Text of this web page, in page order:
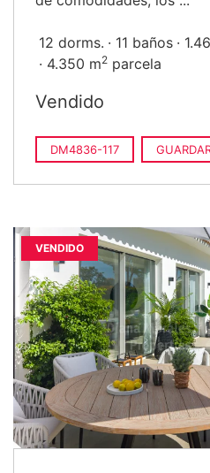
12 dorms. 11 baños
4.350 m2 parcela
Vendido
DM4836-117
VENDIDO